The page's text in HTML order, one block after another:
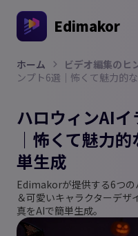
Edimakor
ホーム ビデオ編集のヒ
ンプト6選｜怖くて魅力的
ハロウィンAI
｜怖くて魅力
単生成
Edimakorが提供する6つの
＆可愛いキャラクターデ
真をAIで簡単生成。